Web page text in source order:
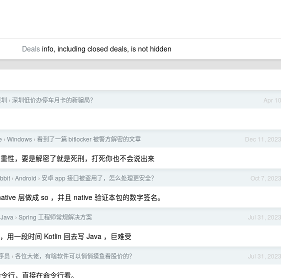
Dealsinfo, including closed deals, is not hidden
Apr 10
› 深圳低价办停车月卡的新骗局？
Dec 11, 2023
› Windows › 看到了一篇 bitlocker 被警方解密的文章
性，要是解密了就是死刑，打死你也不会说出来
Oct 7, 2023
› Android › 安卓 app 接口被盗用了，怎么处理更安全？
层做成 so ，并且 native 验证本包的数字签名。
Jul 31, 2023
Java › Spring 工程师常规解决方案
用一段时间 Kotlin 回去写 Java ，巨难受
Jul 31, 2023
员 › 各位大佬，有啥软件可以悄悄摸鱼看股价的？
行，直接在命令行看。